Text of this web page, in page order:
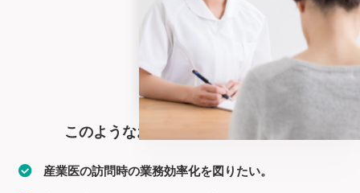
このようなお悩みを抱えている方に
産業医の訪問時の業務効率化を図りたい。